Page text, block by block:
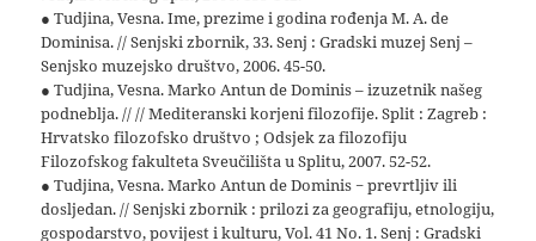
● Tudjina, Vesna. Ime, prezime i godina rođenja M. A. de
Dominisa. // Senjski zbornik, 33. Senj : Gradski muzej Senj –
Senjsko muzejsko društvo, 2006. 45-50.
● Tudjina, Vesna. Marko Antun de Dominis – izuzetnik našeg
podneblja. // // Mediteranski korjeni filozofije. Split : Zagreb :
Hrvatsko filozofsko društvo ; Odsjek za filozofiju
Filozofskog fakulteta Sveučilišta u Splitu, 2007. 52-52.
● Tudjina, Vesna. Marko Antun de Dominis − prevrtljiv ili
dosljedan. // Senjski zbornik : prilozi za geografiju, etnologiju,
gospodarstvo, povijest i kulturu, Vol. 41 No. 1. Senj : Gradski